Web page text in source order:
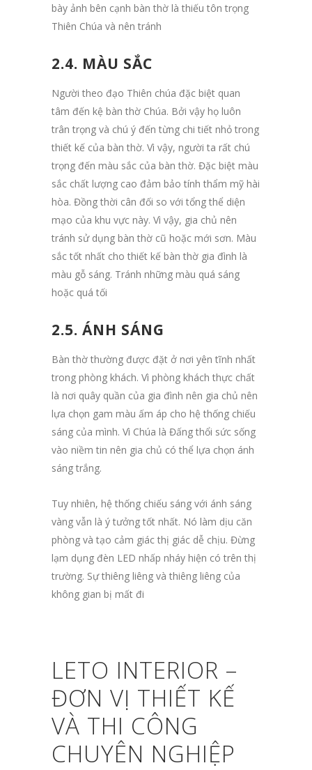
bày ảnh bên cạnh bàn thờ là thiếu tôn trọng
Thiên Chúa và nên tránh
2.4. MÀU SẮC
Người theo đạo Thiên chúa đặc biệt quan
tâm đến kệ bàn thờ Chúa. Bởi vậy họ luôn
trân trọng và chú ý đến từng chi tiết nhỏ trong
thiết kế của bàn thờ. Vì vậy, người ta rất chú
trọng đến màu sắc của bàn thờ. Đặc biệt màu
sắc chất lượng cao đảm bảo tính thẩm mỹ hài
hòa. Đồng thời cân đối so với tổng thể diện
mạo của khu vực này. Vì vậy, gia chủ nên
tránh sử dụng bàn thờ cũ hoặc mới sơn. Màu
sắc tốt nhất cho thiết kế bàn thờ gia đình là
màu gỗ sáng. Tránh những màu quá sáng
hoặc quá tối
2.5. ÁNH SÁNG
Bàn thờ thường được đặt ở nơi yên tĩnh nhất
trong phòng khách. Vì phòng khách thực chất
là nơi quây quần của gia đình nên gia chủ nên
lựa chọn gam màu ấm áp cho hệ thống chiếu
sáng của mình. Vì Chúa là Đấng thổi sức sống
vào niềm tin nên gia chủ có thể lựa chọn ánh
sáng trắng.
Tuy nhiên, hệ thống chiếu sáng với ánh sáng
vàng vẫn là ý tưởng tốt nhất. Nó làm dịu căn
phòng và tạo cảm giác thị giác dễ chịu. Đừng
lạm dụng đèn LED nhấp nháy hiện có trên thị
trường. Sự thiêng liêng và thiêng liêng của
không gian bị mất đi
LETO INTERIOR –
ĐƠN VỊ THIẾT KẾ
VÀ THI CÔNG
CHUYÊN NGHIỆP